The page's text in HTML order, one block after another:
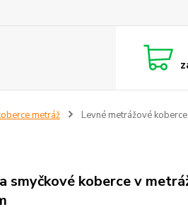
metráž Levné metrážové
smyčkové koberce v